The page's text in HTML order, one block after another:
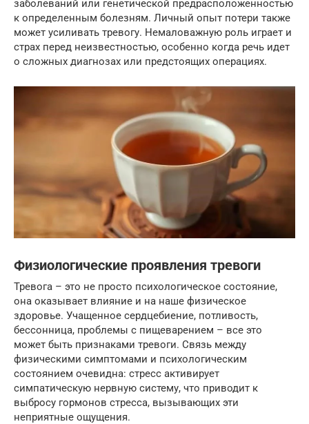
заболеваний или генетической предрасположенностью
к определенным болезням. Личный опыт потери также
может усиливать тревогу. Немаловажную роль играет и
страх перед неизвестностью, особенно когда речь идет
о сложных диагнозах или предстоящих операциях.
Физиологические проявления тревоги
Тревога – это не просто психологическое состояние,
она оказывает влияние и на наше физическое
здоровье. Учащенное сердцебиение, потливость,
бессонница, проблемы с пищеварением – все это
может быть признаками тревоги. Связь между
физическими симптомами и психологическим
состоянием очевидна: стресс активирует
симпатическую нервную систему, что приводит к
выбросу гормонов стресса, вызывающих эти
неприятные ощущения.